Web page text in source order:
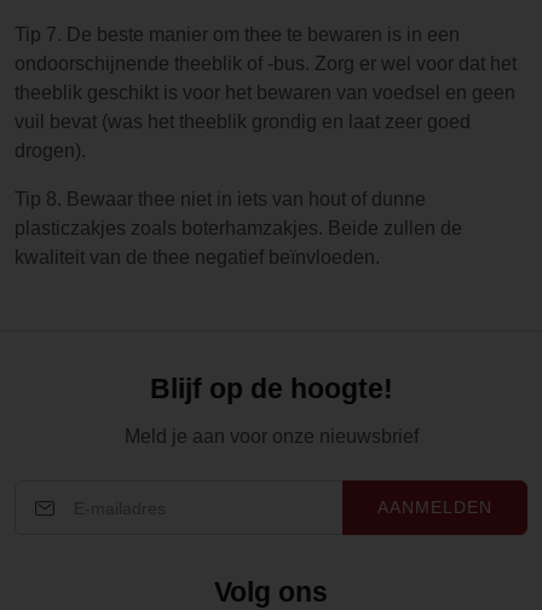
Tip 7. De beste manier om thee te bewaren is in een
ondoorschijnende theeblik of -bus. Zorg er wel voor dat het
theeblik geschikt is voor het bewaren van voedsel en geen
vuil bevat (was het theeblik grondig en laat zeer goed
drogen).
Tip 8. Bewaar thee niet in iets van hout of dunne
plasticzakjes zoals boterhamzakjes. Beide zullen de
kwaliteit van de thee negatief beïnvloeden.
Blijf op de hoogte!
Meld je aan voor onze nieuwsbrief
AANMELDEN
Volg ons